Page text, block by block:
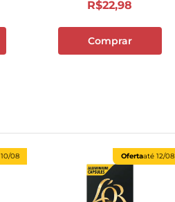
R$22,98
Comprar
10/08 Ofertaaté 12/08